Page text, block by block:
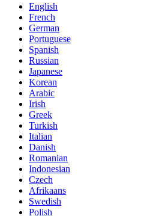
English
French
German
Portuguese
Spanish
Russian
Japanese
Korean
Arabic
Irish
Greek
Turkish
Italian
Danish
Romanian
Indonesian
Czech
Afrikaans
Swedish
Polish